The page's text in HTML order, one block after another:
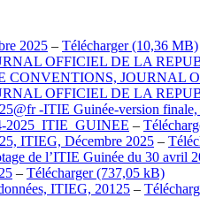
2025 – Télécharger
OFFICIEL DE LA
CONVENTIONS, JOURNAL
OFFICIEL DE LA
-ITIE Guinée-version
2025_ITIE_GUINEE –
ITIEG, Décembre 2025 –
de l’ITIE Guinée du 30 avril
– Télécharger
ITIEG, 20125 –